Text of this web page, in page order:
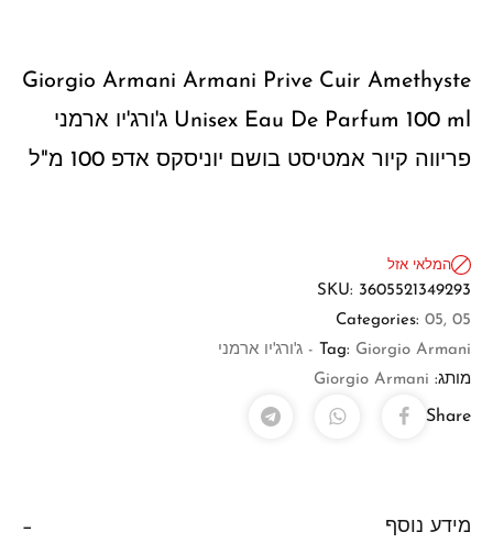
Giorgio Armani Armani Prive Cuir Amethyste
Unisex Eau De Parfum 100 ml ג'ורג'יו ארמני
פריווה קיור אמטיסט בושם יוניסקס אדפ 100 מ"ל
המלאי אזל
SKU: 3605521349293
Categories: 05, 05
Tag: Giorgio Armani - ג'ורג'יו ארמני
מותג: Giorgio Armani
Share
מידע נוסף